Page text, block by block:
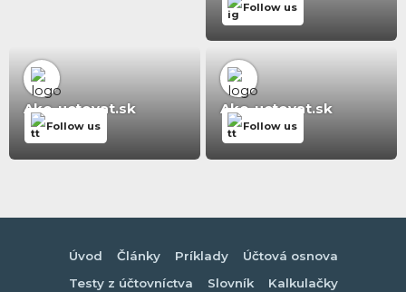
Follow us
Ako-uctovat.sk
Follow us
Ako-uctovat.sk
Follow us
Úvod Články Príklady
Účtová osnova
Testy z účtovníctva
Slovník
Kalkulačky